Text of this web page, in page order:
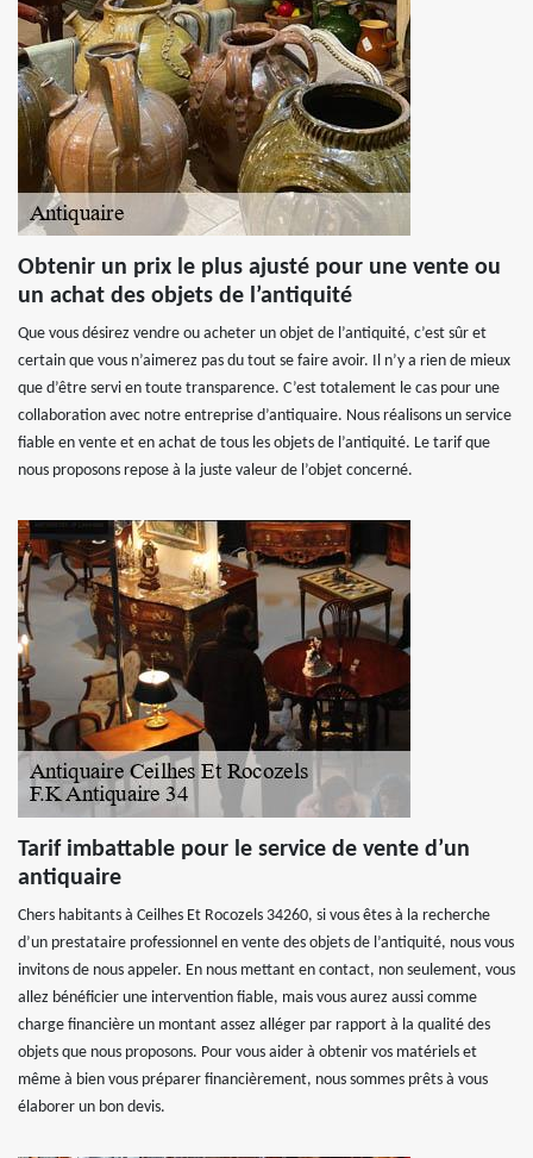
Obtenir un prix le plus ajusté pour une vente ou
un achat des objets de l’antiquité
Que vous désirez vendre ou acheter un objet de l’antiquité, c’est sûr et
certain que vous n’aimerez pas du tout se faire avoir. Il n’y a rien de mieux
que d’être servi en toute transparence. C’est totalement le cas pour une
collaboration avec notre entreprise d’antiquaire. Nous réalisons un service
fiable en vente et en achat de tous les objets de l’antiquité. Le tarif que
nous proposons repose à la juste valeur de l’objet concerné.
Tarif imbattable pour le service de vente d’un
antiquaire
Chers habitants à Ceilhes Et Rocozels 34260, si vous êtes à la recherche
d’un prestataire professionnel en vente des objets de l’antiquité, nous vous
invitons de nous appeler. En nous mettant en contact, non seulement, vous
allez bénéficier une intervention fiable, mais vous aurez aussi comme
charge financière un montant assez alléger par rapport à la qualité des
objets que nous proposons. Pour vous aider à obtenir vos matériels et
même à bien vous préparer financièrement, nous sommes prêts à vous
élaborer un bon devis.